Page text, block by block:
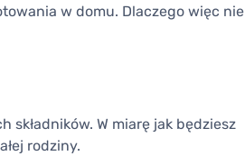
w domu. Dlaczego więc nie
W miarę jak będziesz
rodziny.